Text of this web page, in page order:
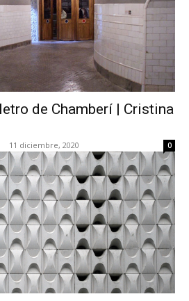
de Chamberí | Cristina
11 diciembre, 2020 0